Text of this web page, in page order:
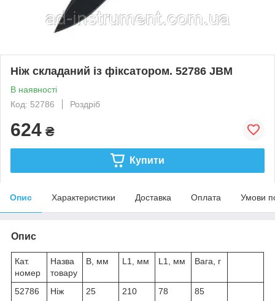
Ніж складаний із фіксатором. 52786 JBM
В наявності
Код: 52786
Роздріб
624 ₴
Купити
Опис Характеристики Доставка Оплата Умови
Опис
Кат.
номер
Назва
товару
B, мм L1, мм L1, мм Вага, г
52786
Ніж
25 210 78 85